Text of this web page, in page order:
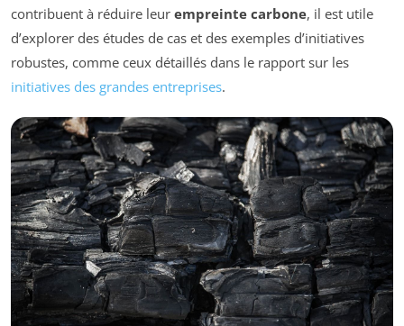
contribuent à réduire leur empreinte carbone, il est utile
d’explorer des études de cas et des exemples d’initiatives
robustes, comme ceux détaillés dans le rapport sur les
initiatives des grandes entreprises.